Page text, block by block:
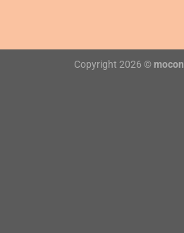
Copyright 2026 ©